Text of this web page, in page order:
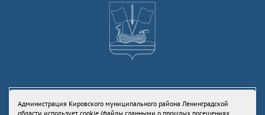
Администрация Кировского муниципального района Ленинградской
области использует cookie (файлы сданными о прошлых посещениях